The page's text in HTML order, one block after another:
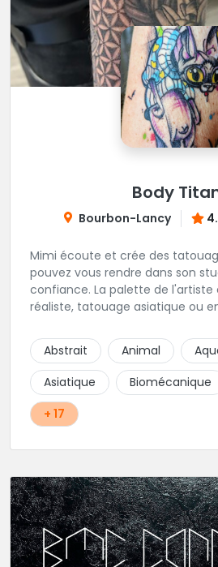
Body
Bourbon-Lancy
Mimi écoute et crée des
pouvez vous rendre dans son
confiance. La palette de l'artiste
réaliste, tatouage asiatique ou
construire un projet qui vous
Abstrait Animal
Asiatique
Biomécanique
+ 17